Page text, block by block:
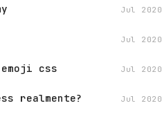
Jul 2020
Jul 2020
css Jul 2020
realmente? Jul 2020